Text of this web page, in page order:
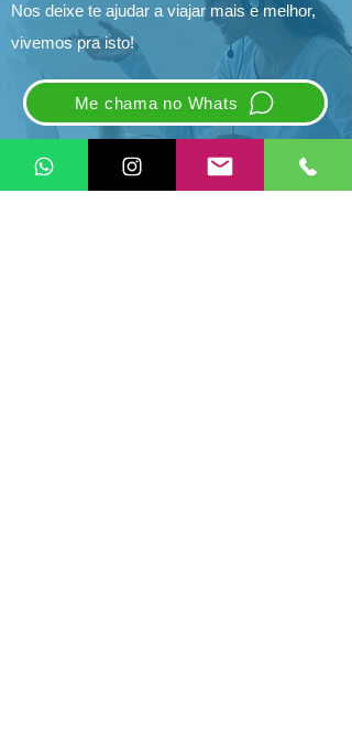
Nos deixe te ajudar a viajar mais e melhor,
vivemos pra isto!
Me chama no Whats